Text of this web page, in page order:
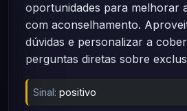
oportunidades para melhorar
com aconselhamento.
dúvidas e personalizar a
perguntas diretas sobre
Sinal: positivo